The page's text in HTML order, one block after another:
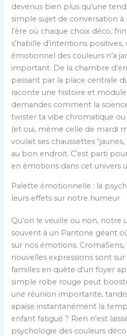
devenus bien plus qu’une
simple sujet de conversation à
l’ère où chaque choix déco,
s’habille d’intentions
émotionnel des couleurs n’a
important. De la chambre
passant par la place centrale
raconte une histoire et
demandes comment la
twister ta vibe chromatique
(et oui, même celle de mardi
voulait ses chaussettes
au bon endroit. C’est parti
en émotions dans cet univers
Palette émotionnelle : la
leurs effets sur notre humeur
Qu’on le veuille ou non, notre
souvent à un Pantone géant
sur nos émotions.
nouvelles expressions sont
familles en quête d’un foyer
simple robe rouge peut
une réunion importante,
apaise instantanément la
enfant fatigué ? Rien n’est
psychologie des couleurs